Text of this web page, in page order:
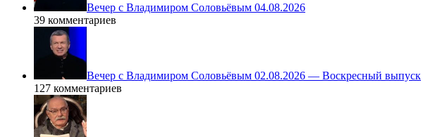
Вечер с Владимиром Соловьёвым 04.08.2026
39 комментариев
Вечер с Владимиром Соловьёвым 02.08.2026 — Воскресный выпуск
127 комментариев